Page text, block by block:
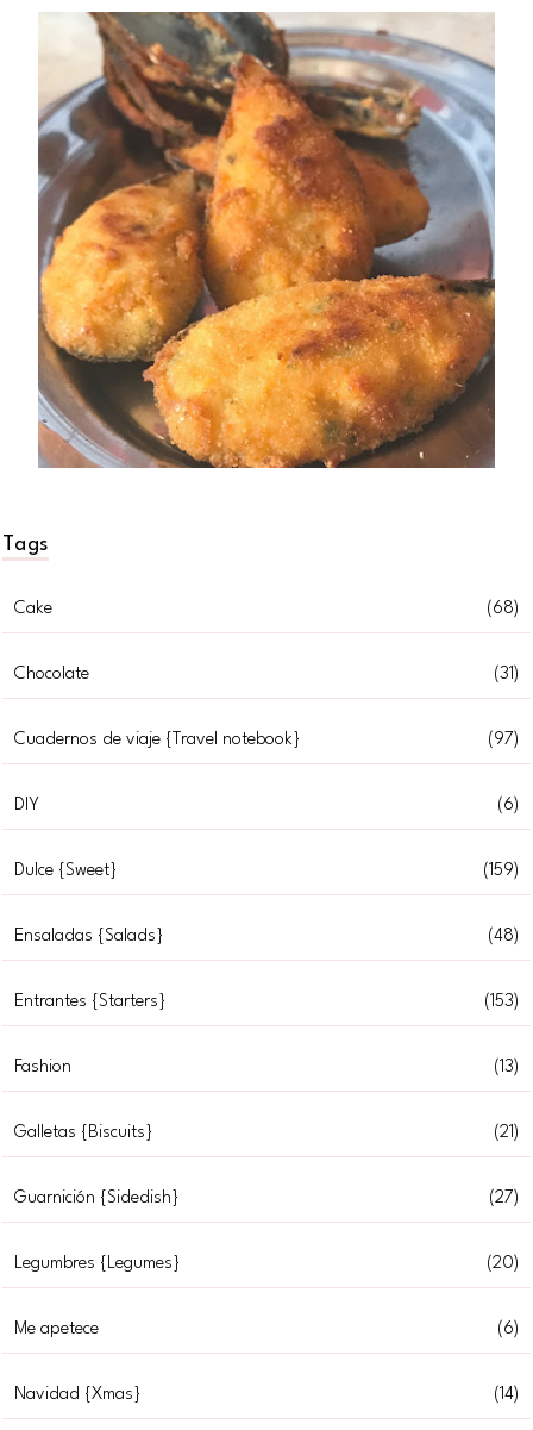
Tags
Cake (68)
Chocolate (31)
Cuadernos de viaje {Travel notebook} (97)
DIY (6)
Dulce {Sweet} (159)
Ensaladas {Salads} (48)
Entrantes {Starters} (153)
Fashion (13)
Galletas {Biscuits} (21)
Guarnición {Sidedish} (27)
Legumbres {Legumes} (20)
Me apetece (6)
Navidad {Xmas} (14)